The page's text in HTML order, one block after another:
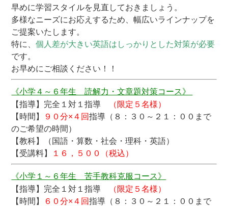
早めに学習スタイルを見直しておきましょう。
多様なニーズにお応えするため、幅広いラインナップを
ご提案いたします。
特に、個人差が大きい英語はしっかりとした対策が必要
です。
お早めにご相談ください！！
《小学４～６年生 読解力・文章題対策コース》
【指導】完全１対１指導
（限定５名様）
【時間】
９０分×４回指導（８：３０～２１：００まで
のご希望の時間）
【教科】（国語・算数・社会・理科・英語）
【受講料】
１６，５００（税込）
《小学１～６年生 苦手教科克服コース》
【指導】完全１対１指導
（限定５名様）
【時間】
６０分×４回指導（８：３０～２１：００まで